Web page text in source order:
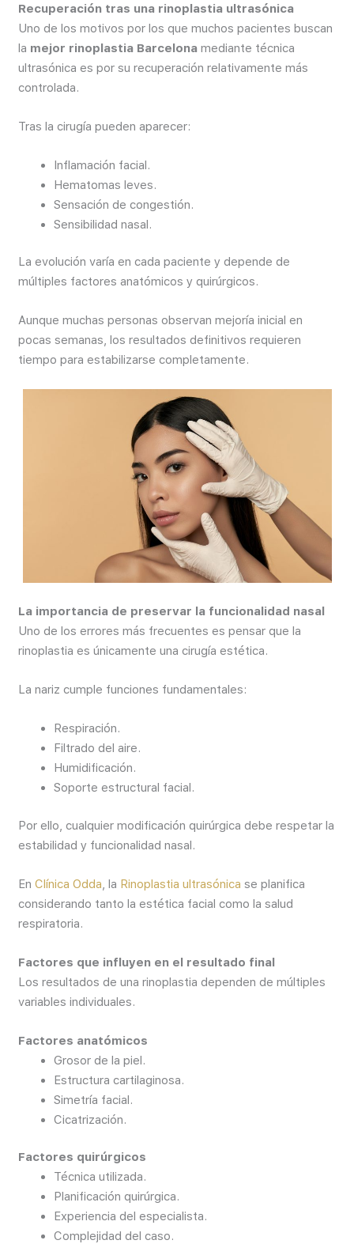
Recuperación tras una rinoplastia ultrasónica
Uno de los motivos por los que muchos pacientes buscan
la mejor rinoplastia Barcelona mediante técnica
ultrasónica es por su recuperación relativamente más
controlada.
Tras la cirugía pueden aparecer:
Inflamación facial.
Hematomas leves.
Sensación de congestión.
Sensibilidad nasal.
La evolución varía en cada paciente y depende de
múltiples factores anatómicos y quirúrgicos.
Aunque muchas personas observan mejoría inicial en
pocas semanas, los resultados definitivos requieren
tiempo para estabilizarse completamente.
La importancia de preservar la funcionalidad nasal
Uno de los errores más frecuentes es pensar que la
rinoplastia es únicamente una cirugía estética.
La nariz cumple funciones fundamentales:
Respiración.
Filtrado del aire.
Humidificación.
Soporte estructural facial.
Por ello, cualquier modificación quirúrgica debe respetar la
estabilidad y funcionalidad nasal.
EnClínica Odda, la Rinoplastia ultrasónica se planifica
considerando tanto la estética facial como la salud
respiratoria.
Factores que influyen en el resultado final
Los resultados de una rinoplastia dependen de múltiples
variables individuales.
Factores anatómicos
Grosor de la piel.
Estructura cartilaginosa.
Simetría facial.
Cicatrización.
Factores quirúrgicos
Técnica utilizada.
Planificación quirúrgica.
Experiencia del especialista.
Complejidad del caso.